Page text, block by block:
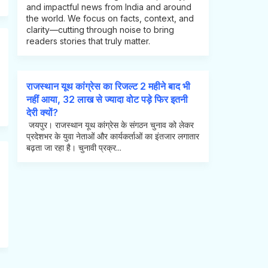
and impactful news from India and around
the world. We focus on facts, context, and
clarity—cutting through noise to bring
readers stories that truly matter.
राजस्थान यूथ कांग्रेस का रिजल्ट 2 महीने बाद भी
नहीं आया, 32 लाख से ज्यादा वोट पड़े फिर इतनी
देरी क्यों?
जयपुर। राजस्थान यूथ कांग्रेस के संगठन चुनाव को लेकर
प्रदेशभर के युवा नेताओं और कार्यकर्ताओं का इंतजार लगातार
बढ़ता जा रहा है। चुनावी प्रक्र...